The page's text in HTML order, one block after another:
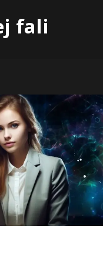
fali